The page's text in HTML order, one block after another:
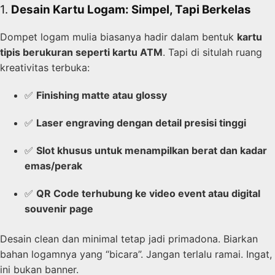
1. Desain Kartu Logam: Simpel, Tapi Berkelas
Dompet logam mulia biasanya hadir dalam bentuk kartu
tipis berukuran seperti kartu ATM. Tapi di situlah ruang
kreativitas terbuka:
✅ Finishing matte atau glossy
✅ Laser engraving dengan detail presisi tinggi
✅ Slot khusus untuk menampilkan berat dan kadar
emas/perak
✅ QR Code terhubung ke video event atau digital
souvenir page
Desain clean dan minimal tetap jadi primadona. Biarkan
bahan logamnya yang “bicara”. Jangan terlalu ramai. Ingat,
ini bukan banner.